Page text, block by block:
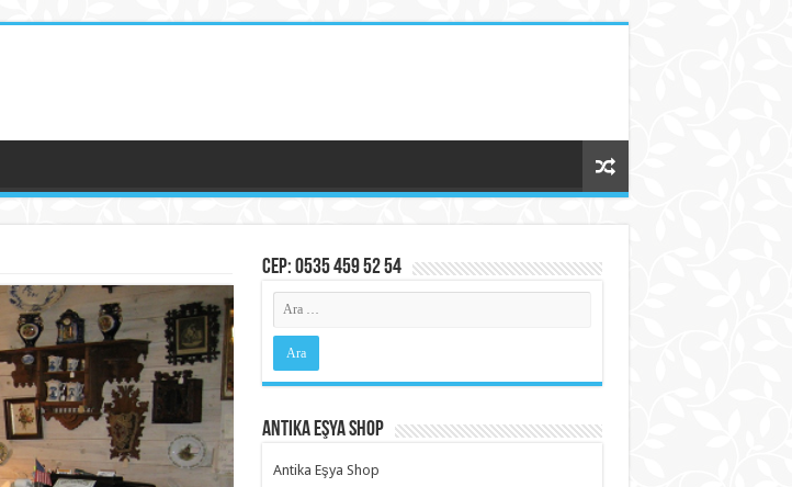
Cep: 0535 459 52 54
Antika Eşya Shop
Antika Eşya Shop